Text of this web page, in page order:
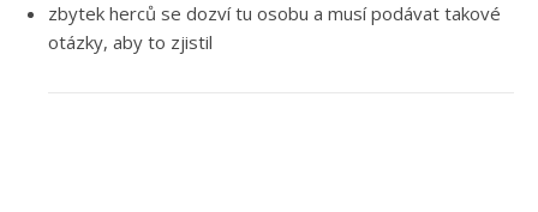
zbytek herců se dozví tu osobu a musí podávat takové
otázky, aby to zjistil